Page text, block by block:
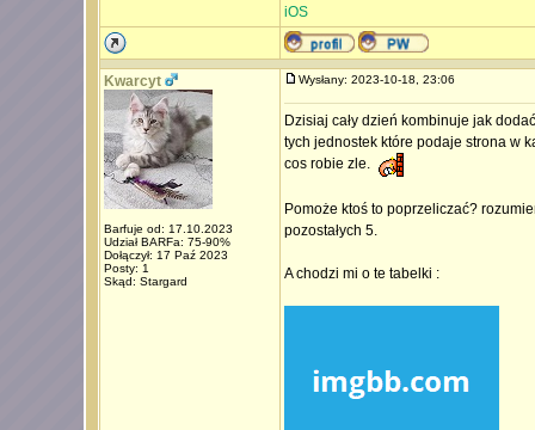
iOS
Kwarcyt
Barfuje od: 17.10.2023
Udział BARFa: 75-90%
Dołączył: 17 Paź 2023
Posty: 1
Skąd: Stargard
Wysłany: 2023-10-18, 23:06
Dzisiaj cały dzień kombinuje jak
tych jednostek które podaje strona w
cos robie zle.
Pomoże ktoś to poprzeliczać?
pozostałych 5.
A chodzi mi o te tabelki :